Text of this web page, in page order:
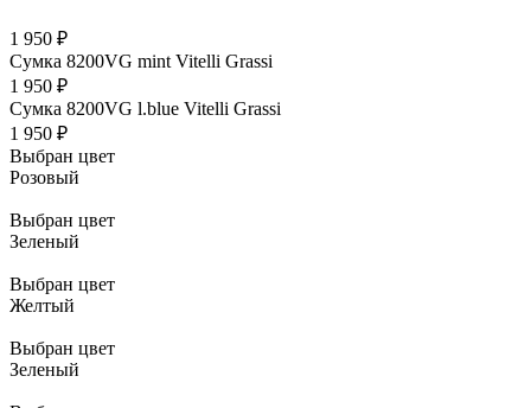
1 950 ₽
Сумка 8200VG mint Vitelli Grassi
1 950 ₽
Сумка 8200VG l.blue Vitelli Grassi
1 950 ₽
Выбран цвет
Розовый
Выбран цвет
Зеленый
Выбран цвет
Желтый
Выбран цвет
Зеленый